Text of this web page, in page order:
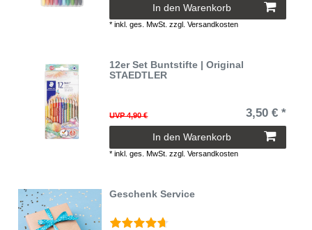
In den Warenkorb
*inkl. ges. MwSt. zzgl.Versandkosten
12er Set Buntstifte | Original
STAEDTLER
UVP 4,90 € 3,50 € *
In den Warenkorb
*inkl. ges. MwSt. zzgl.Versandkosten
Geschenk Service